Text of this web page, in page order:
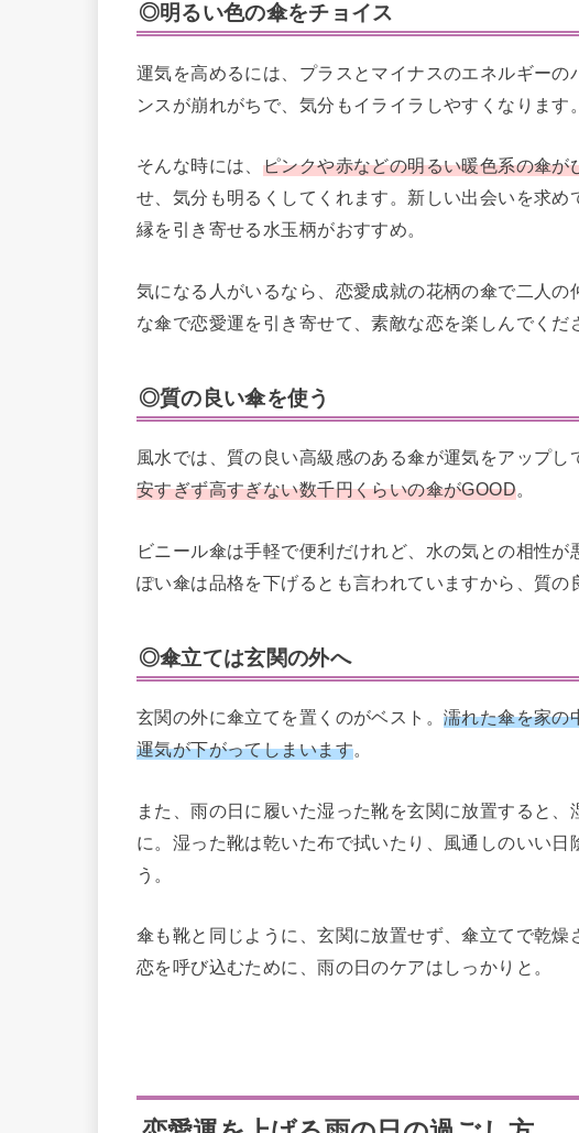
◎明るい色の傘をチョイス
運気を高めるには、プラスとマイナスのエネルギー
ンスが崩れがちで、気分もイライラしやすくなります。
そんな時には、 ピンクや赤などの明るい暖色系の傘が
せ、気分も明るくしてくれます。新しい出会いを求
縁を引き寄せる水玉柄がおすすめ。
気になる人がいるなら、恋愛成就の花柄の傘で二人
な傘で恋愛運を引き寄せて、素敵な恋を楽しんでくだ
◎質の良い傘を使う
風水では、質の良い高級感のある傘が運気をアップし
安すぎず高すぎない数千円くらいの傘がGOOD。
ビニール傘は手軽で便利だけれど、水の気との相性
ぽい傘は品格を下げるとも言われていますから、質の
◎傘立ては玄関の外へ
玄関の外に傘立てを置くのがベスト。濡れた傘を家の
運気が下がってしまいます。
また、雨の日に履いた湿った靴を玄関に放置すると
に。湿った靴は乾いた布で拭いたり、風通しのいい
う。
傘も靴と同じように、玄関に放置せず、傘立てで乾
恋を呼び込むために、雨の日のケアはしっかりと。